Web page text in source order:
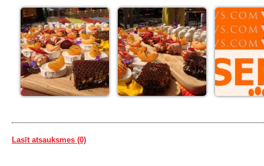
Lasīt atsauksmes (0)